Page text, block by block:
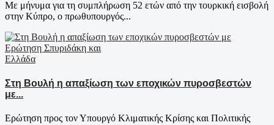
Με μήνυμα για τη συμπλήρωση 52 ετών από την τουρκική εισβολή
στην Κύπρο, ο πρωθυπουργός...
Ελλάδα
Στη Βουλή η απαξίωση των εποχικών πυροσβεστών
με...
Ερώτηση προς τον Υπουργό Κλιματικής Κρίσης και Πολιτικής